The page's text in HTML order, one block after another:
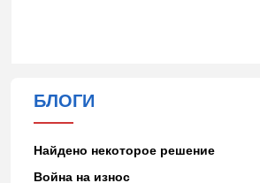
БЛОГИ
Найдено некоторое решение
Война на износ